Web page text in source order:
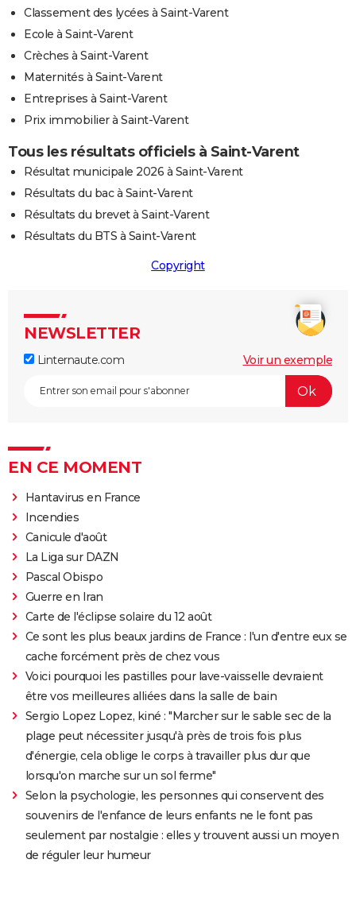
Classement des lycées à Saint-Varent
Ecole à Saint-Varent
Crèches à Saint-Varent
Maternités à Saint-Varent
Entreprises à Saint-Varent
Prix immobilier à Saint-Varent
Tous les résultats officiels à Saint-Varent
Résultat municipale 2026 à Saint-Varent
Résultats du bac à Saint-Varent
Résultats du brevet à Saint-Varent
Résultats du BTS à Saint-Varent
Copyright
NEWSLETTER
Linternaute.com Voir un exemple
EN CE MOMENT
Hantavirus en France
Incendies
Canicule d'août
La Liga sur DAZN
Pascal Obispo
Guerre en Iran
Carte de l'éclipse solaire du 12 août
Ce sont les plus beaux jardins de France : l'un d'entre eux se
cache forcément près de chez vous
Voici pourquoi les pastilles pour lave-vaisselle devraient
être vos meilleures alliées dans la salle de bain
Sergio Lopez Lopez, kiné : "Marcher sur le sable sec de la
plage peut nécessiter jusqu'à près de trois fois plus
d'énergie, cela oblige le corps à travailler plus dur que
lorsqu'on marche sur un sol ferme"
Selon la psychologie, les personnes qui conservent des
souvenirs de l'enfance de leurs enfants ne le font pas
seulement par nostalgie : elles y trouvent aussi un moyen
de réguler leur humeur